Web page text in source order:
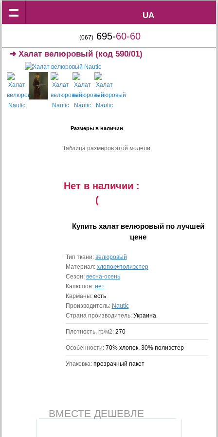
UA
UA
(067) 695-60-60
➜Халат велюровый (код 590/01)
Размеры в наличии
Таблица размеров этой модели
Нет в наличии :
(
Купить халат велюровыйпо лучшей
цене
Тип ткани: велюровый
Материал: хлопок+полиэстер
Сезон: весна-осень
Капюшон: нет
Карманы: есть
Производитель: Nautic
Страна производитель: Украина
Плотность, гр/м2: 270
Особенности: 70% хлопок, 30% полиэстер
Упаковка: прозрачный пакет
ВМЕСТЕ ДЕШЕВЛЕ